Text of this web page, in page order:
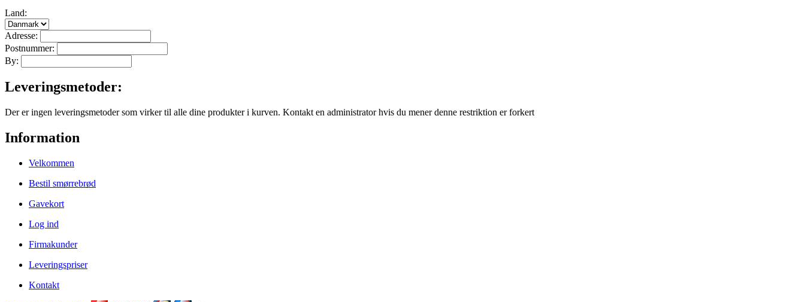
Land:
Adresse:
Postnummer:
By:
Leveringsmetoder:
Der er ingen leveringsmetoder som virker til alle dine produkter i kurven. Kontakt en administrator hvis du mener denne restriktion er forkert
Information
Velkommen
Bestil smørrebrød
Gavekort
Log ind
Firmakunder
Leveringspriser
Kontakt